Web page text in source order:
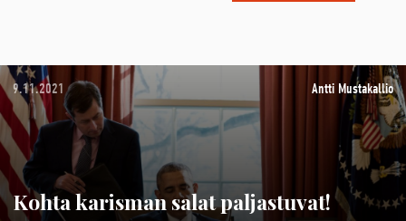
9.11.2021 Antti Mustakallio
Kohta karisman salat paljastuvat!